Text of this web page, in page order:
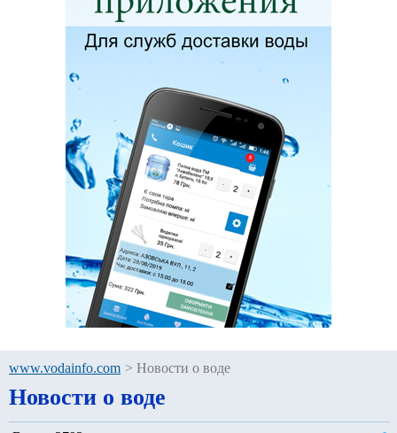
www.vodainfo.com > Новости о воде
Новости о воде